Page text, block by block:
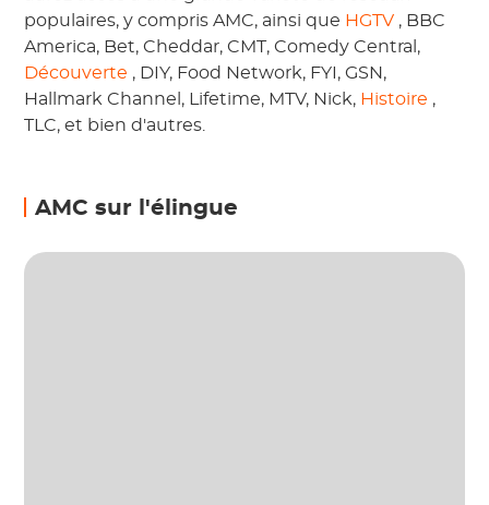
populaires, y compris AMC, ainsi que HGTV , BBC
America, Bet, Cheddar, CMT, Comedy Central,
Découverte , DIY, Food Network, FYI, GSN,
Hallmark Channel, Lifetime, MTV, Nick, Histoire ,
TLC, et bien d'autres.
AMC sur l'élingue